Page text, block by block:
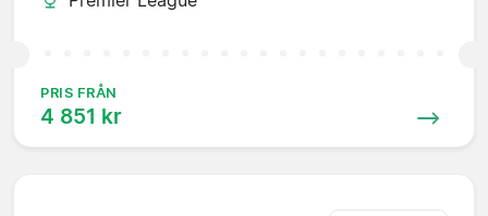
PRIS FRÅN
4 851 kr